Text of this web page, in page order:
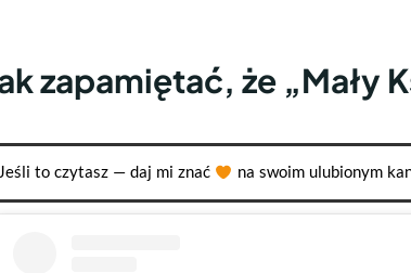
zapamiętać, że „Mały
Jeśli to czytasz — daj mi znać na swoim ulubionym